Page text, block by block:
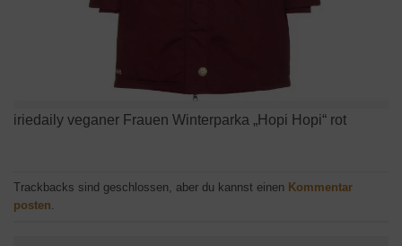
iriedaily veganer Frauen Winterparka „Hopi Hopi“ rot
Trackbacks sind geschlossen, aber du kannst einen Kommentar
posten